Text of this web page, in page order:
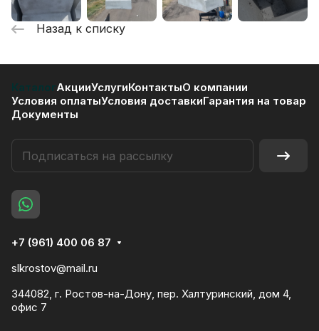
Назад к списку
КаталогАкцииУслугиКонтактыО компании
Условия оплатыУсловия доставкиГарантия на товар
Документы
+7 (961) 400 06 87
slkrostov@mail.ru
344082, г. Ростов-на-Дону, пер. Халтуринский, дом 4,
офис 7